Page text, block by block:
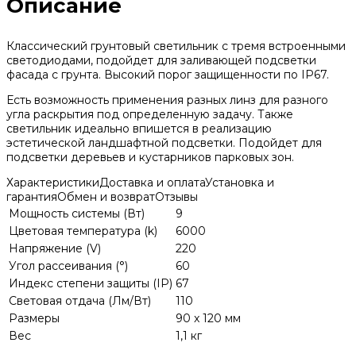
Описание
Классический грунтовый светильник с тремя встроенными
светодиодами, подойдет для заливающей подсветки
фасада с грунта. Высокий порог защищенности по IP67.
Есть возможность применения разных линз для разного
угла раскрытия под определенную задачу. Также
светильник идеально впишется в реализацию
эстетической ландшафтной подсветки. Подойдет для
подсветки деревьев и кустарников парковых зон.
ХарактеристикиДоставка и оплатаУстановка и
гарантияОбмен и возвратОтзывы
Мощность системы (Вт)
9
Цветовая температура (k)
6000
Напряжение (V)
220
Угол рассеивания (°)
60
Индекс степени защиты (IP) 67
Световая отдача (Лм/Вт)
110
Размеры
90 x 120 мм
Вес
1,1 кг